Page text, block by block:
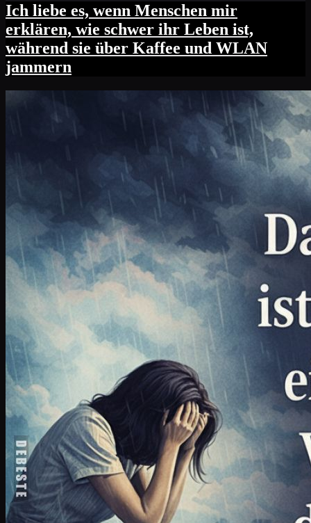
Ich liebe es, wenn Menschen mir
erklären, wie schwer ihr Leben ist,
während sie über Kaffee und WLAN
jammern